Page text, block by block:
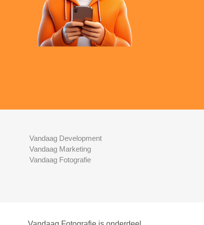
Vandaag Development
Vandaag Marketing
Vandaag Fotografie